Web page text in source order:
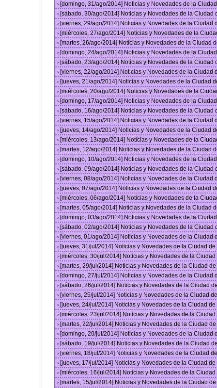
› [domingo, 31/ago/2014] Noticias y Novedades de la
› [sábado, 30/ago/2014] Noticias y Novedades de la Ciudad
› [viernes, 29/ago/2014] Noticias y Novedades de la Ciudad
› [miércoles, 27/ago/2014] Noticias y Novedades de la
› [martes, 26/ago/2014] Noticias y Novedades de la Ciudad
› [domingo, 24/ago/2014] Noticias y Novedades de la
› [sábado, 23/ago/2014] Noticias y Novedades de la Ciudad
› [viernes, 22/ago/2014] Noticias y Novedades de la Ciudad
› [jueves, 21/ago/2014] Noticias y Novedades de la Ciudad
› [miércoles, 20/ago/2014] Noticias y Novedades de la
› [domingo, 17/ago/2014] Noticias y Novedades de la
› [sábado, 16/ago/2014] Noticias y Novedades de la Ciudad
› [viernes, 15/ago/2014] Noticias y Novedades de la Ciudad
› [jueves, 14/ago/2014] Noticias y Novedades de la Ciudad
› [miércoles, 13/ago/2014] Noticias y Novedades de la
› [martes, 12/ago/2014] Noticias y Novedades de la Ciudad
› [domingo, 10/ago/2014] Noticias y Novedades de la
› [sábado, 09/ago/2014] Noticias y Novedades de la Ciudad
› [viernes, 08/ago/2014] Noticias y Novedades de la Ciudad
› [jueves, 07/ago/2014] Noticias y Novedades de la Ciudad
› [miércoles, 06/ago/2014] Noticias y Novedades de la
› [martes, 05/ago/2014] Noticias y Novedades de la Ciudad
› [domingo, 03/ago/2014] Noticias y Novedades de la
› [sábado, 02/ago/2014] Noticias y Novedades de la Ciudad
› [viernes, 01/ago/2014] Noticias y Novedades de la Ciudad
› [jueves, 31/jul/2014] Noticias y Novedades de la Ciudad
› [miércoles, 30/jul/2014] Noticias y Novedades de la
› [martes, 29/jul/2014] Noticias y Novedades de la Ciudad
› [domingo, 27/jul/2014] Noticias y Novedades de la Ciudad
› [sábado, 26/jul/2014] Noticias y Novedades de la Ciudad
› [viernes, 25/jul/2014] Noticias y Novedades de la Ciudad
› [jueves, 24/jul/2014] Noticias y Novedades de la Ciudad
› [miércoles, 23/jul/2014] Noticias y Novedades de la
› [martes, 22/jul/2014] Noticias y Novedades de la Ciudad
› [domingo, 20/jul/2014] Noticias y Novedades de la Ciudad
› [sábado, 19/jul/2014] Noticias y Novedades de la Ciudad
› [viernes, 18/jul/2014] Noticias y Novedades de la Ciudad
› [jueves, 17/jul/2014] Noticias y Novedades de la Ciudad
› [miércoles, 16/jul/2014] Noticias y Novedades de la
› [martes, 15/jul/2014] Noticias y Novedades de la Ciudad